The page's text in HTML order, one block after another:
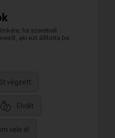
ha szeretnél
aki ezt állította be.
végzett
Elvált
vele él